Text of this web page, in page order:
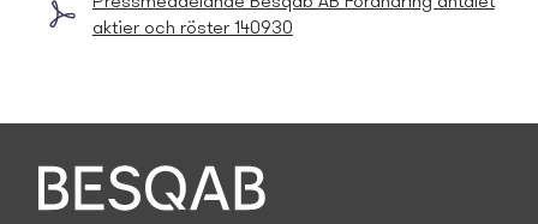
aktier och röster 140930